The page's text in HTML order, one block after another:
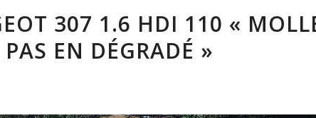
307 1.6 HDI 110 «
EN DÉGRADÉ »